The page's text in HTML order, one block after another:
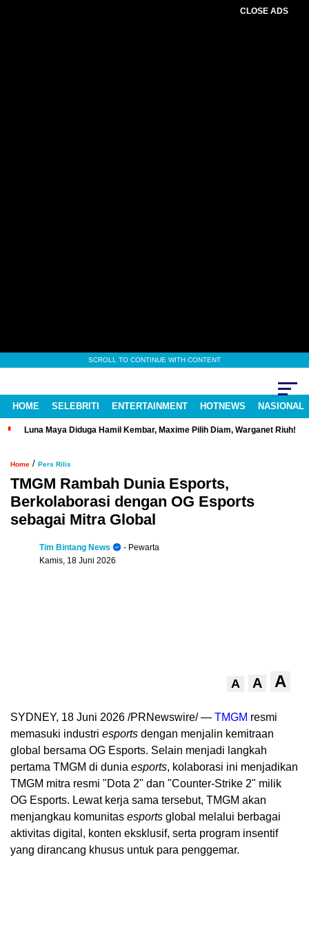
CLOSE ADS
SCROLL TO CONTINUE WITH CONTENT
HOME SELEBRITI ENTERTAINMENT HOTNEWS NASIONAL
Luna Maya Diduga Hamil Kembar, Maxime Pilih Diam, Warganet Riuh!
Home / Pers Rilis
TMGM Rambah Dunia Esports,
Berkolaborasi dengan OG Esports
sebagai Mitra Global
Tim Bintang News
- Pewarta
Kamis, 18 Juni 2026
A A A
SYDNEY, 18 Juni 2026 /PRNewswire/ — TMGM resmi
memasuki industri esports dengan menjalin kemitraan
global bersama OG Esports. Selain menjadi langkah
pertama TMGM di dunia esports, kolaborasi ini menjadikan
TMGM mitra resmi "Dota 2" dan "Counter-Strike 2" milik
OG Esports. Lewat kerja sama tersebut, TMGM akan
menjangkau komunitas esports global melalui berbagai
aktivitas digital, konten eksklusif, serta program insentif
yang dirancang khusus untuk para penggemar.